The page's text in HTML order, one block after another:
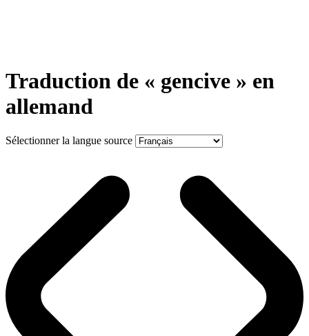
Traduction de « gencive » en
allemand
Sélectionner la langue source